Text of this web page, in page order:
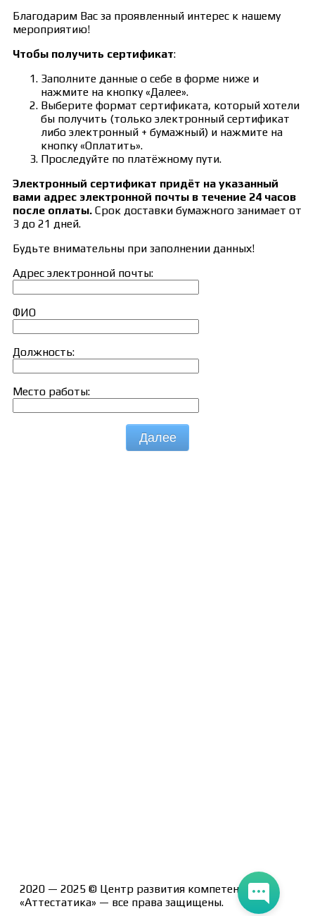
Благодарим Вас за проявленный интерес к нашему
мероприятию!
Чтобы получить сертификат:
Заполните данные о себе в форме ниже и
нажмите на кнопку «Далее».
Выберите формат сертификата, который хотели
бы получить (только электронный сертификат
либо электронный + бумажный) и нажмите на
кнопку «Оплатить».
Проследуйте по платёжному пути.
Электронный сертификат придёт на указанный
вами адрес электронной почты в течение 24 часов
после оплаты. Срок доставки бумажного занимает от
3 до 21 дней.
Будьте внимательны при заполнении данных!
Адрес электронной почты:
ФИО
Должность:
Место работы:
Далее
2020 — 2025 © Центр развития компетенций
«Аттестатика» — все права защищены.